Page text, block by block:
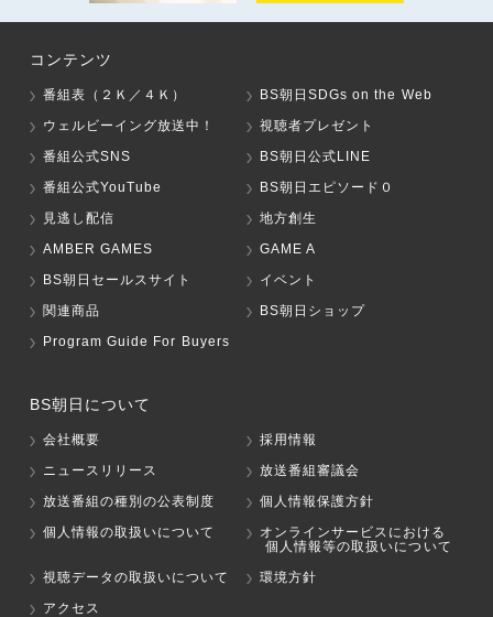
コンテンツ
番組表（２Ｋ／４Ｋ）
BS朝日SDGs on the Web
ウェルビーイング放送中！
視聴者プレゼント
番組公式SNS
BS朝日公式LINE
番組公式YouTube
BS朝日エピソード０
見逃し配信
地方創生
AMBER GAMES
GAME A
BS朝日セールスサイト
イベント
関連商品
BS朝日ショップ
Program Guide For Buyers
BS朝日について
会社概要
採用情報
ニュースリリース
放送番組審議会
放送番組の種別の公表制度
個人情報保護方針
個人情報の取扱いについて
オンラインサービスにおける
個人情報等の取扱いについて
視聴データの取扱いについて
環境方針
アクセス